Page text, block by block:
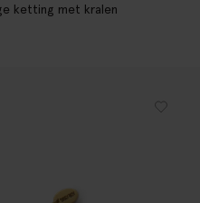
ketting met kralen